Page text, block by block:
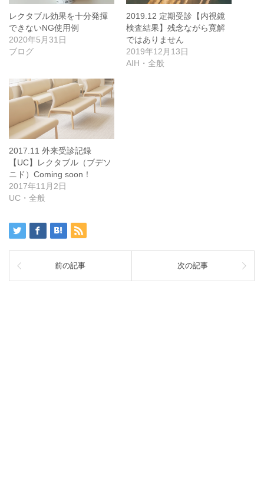
レクタブル効果を十分発揮
できないNG使用例
2020年5月31日
ブログ
2019.12 定期受診【内視鏡
検査結果】残念ながら寛解
ではありません
2019年12月13日
AIH・全般
2017.11 外来受診記録
【UC】レクタブル（ブデソ
ニド）Coming soon！
2017年11月2日
UC・全般
前の記事 次の記事